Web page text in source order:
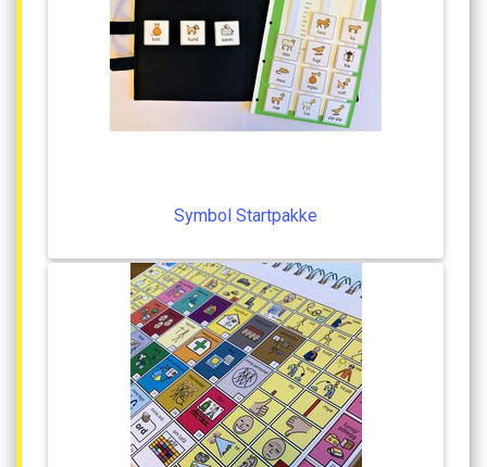
Symbol Startpakke